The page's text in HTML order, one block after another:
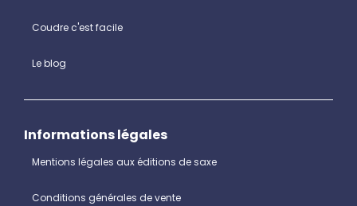
Coudre c'est facile
Le blog
Informations légales
Mentions légales aux éditions de saxe
Conditions générales de vente